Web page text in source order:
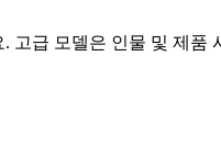
고급 모델은 인물 및 제